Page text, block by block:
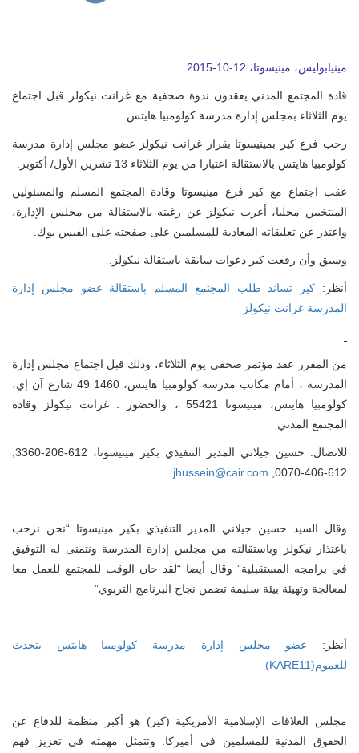
مينيابوليس، مينيسوتا، 12-10-2015
قادة المجتمع المدني يعقدون ندوة صحفية مع غرانت نيكولز قبل اجتماع
يوم الثلاثاء بمجلس إدارة مدرسة كولومبيا هايتس .
رحب فرع كير بمينيسوتا بقرار غرانت نيكولز عضو مجلس إدارة مدرسة
كولومبيا هايتس بالاستقالة اعتبارا من يوم الثلاثاء 13 تشرين الأول/ أكتوبر.
عقب اجتماع مع كير فرع مينيسوتا وقادة المجتمع المسلم والمسئولين
المنتخبين محليا، أعرب نيكولز عن رغبته بالاستقالة من مجلس الإدارة،
واعتذر عن تعليقاته المعادية للمسلمين على صفحته على الفيس بوك.
وسبق وأن رفعت كير دعوات سابقة باستقالة نيكولز.
أنظر: كير تساند طلب المجتمع المسلم باستقالة عضو مجلس إدارة
المدرسة غرانت نيكولز
من المقرر عقد مؤتمر صحفي يوم الثلاثاء، وذلك قبل اجتماع مجلس إدارة
المدرسة ، أمام مكاتب مدرسة كولومبيا هايتس، 1460 49 شارع آن إي،
كولومبيا هايتس، مينيسوتا 55421 ، والحضور : غرانت نيكولز وقادة
المجتمع المدني
للاتصال: حسين جيلاني المدير التنفيذي بكير مينيسوتا، 612-206-3360,
612-406-0070,
jhussein@cair.com
وقال السيد حسين جيلاني المدير التنفيذي بكير مينيسوتا “نحن نرحب
باعتذار نيكولز وباستقالته من مجلس إدارة المدرسة ونتمنى له التوفيق
في برامجه المستقبلية” وقال أيضا “لقد حان الوقت للمجتمع للعمل معا
لمعالجة وتهيئة بيئة سليمة تضمن نجاح البرنامج التربوي”
أنظر:
عضو مجلس إدارة مدرسة كولومبيا هايتس يتحدث
للعموم(KARE11)
مجلس العلاقات الإسلامية الأمريكية (كير) هو أكبر منظمة للدفاع عن
الحقوق المدنية للمسلمين في أميركا. وتتمثل مهمته في تعزيز فهم